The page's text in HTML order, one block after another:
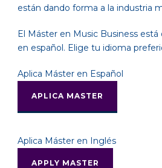
están dando forma a la industria
El Máster en Music Business
en español. Elige tu idioma
Aplica Máster en Español
APLICA MASTER
Aplica Máster en Inglés
APPLY MASTER